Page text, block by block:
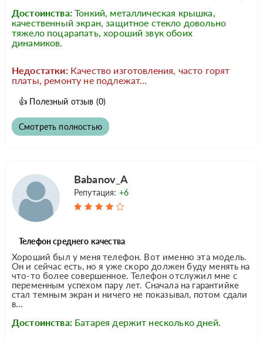
Достоинства: Тонкий, металлическая крышка,
качественный экран, защитное стекло довольно
тяжело поцарапать, хороший звук обоих
динамиков.
Недостатки: Качество изготовления, часто горят
платы, ремонту не подлежат...
👍 Полезный отзыв (0)
Смотреть полностью
Babanov_A
Репутация: +6
Телефон среднего качества
Хороший был у меня телефон. Вот именно эта модель.
Он и сейчас есть, но я уже скоро должен буду менять на
что-то более совершенное. Телефон отслужил мне с
переменным успехом пару лет. Сначала на гарантийке
стал темным экран и ничего не показывал, потом сдали
в...
Достоинства: Батарея держит несколько дней.